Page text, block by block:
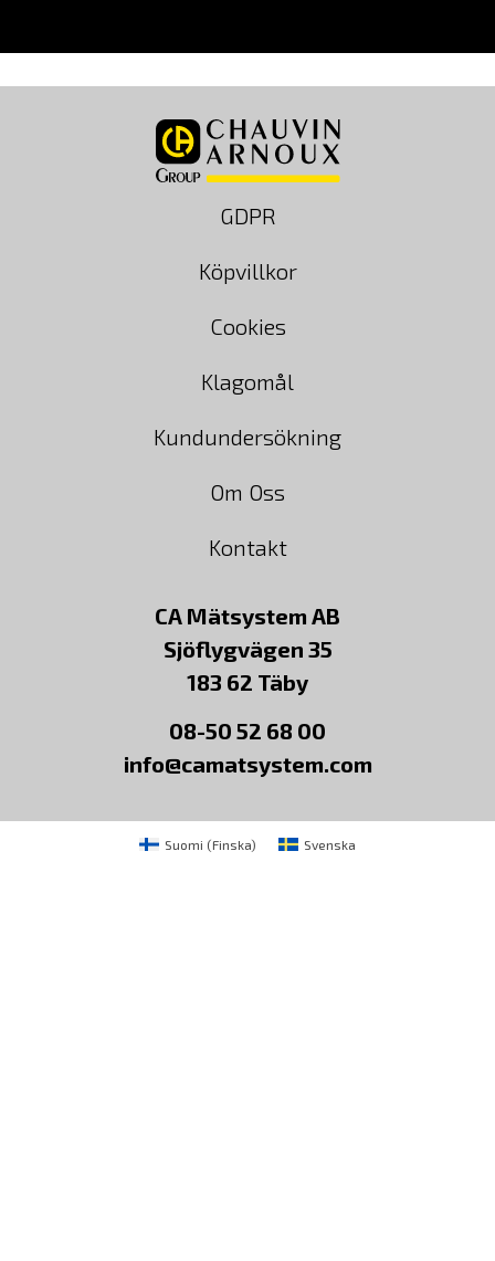
GDPR
Köpvillkor
Cookies
Klagomål
Kundundersökning
Om Oss
Kontakt
CA Mätsystem AB
Sjöflygvägen 35
183 62 Täby
08-50 52 68 00
info@camatsystem.com
Suomi (Finska) Svenska